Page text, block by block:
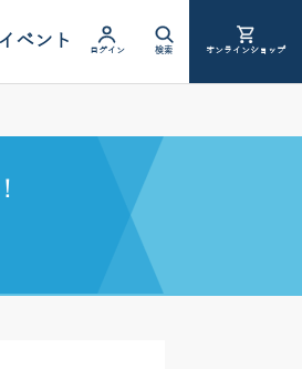
ベント ログイン 検索 オンラインショップ